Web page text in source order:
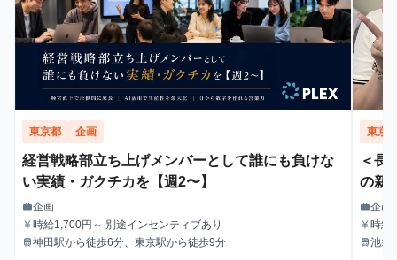
東京都 企画
経営戦略部立ち上げメンバーとして誰にも負けな
い実績・ガクチカを【週2〜】
職種
work企画
給与
currency_yen時給1,700円～ 別途インセンティブあり
最寄駅
train神田駅から徒歩6分、東京駅から徒歩9分
東京
＜長
の新
職種
work企画
給与
currency_yen時給
最寄駅
train池袋